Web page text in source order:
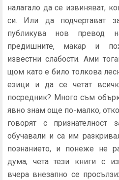
налагало да се извиняват,
си. Или да подчертават
публикува нов превод
предишните, макар и
известни слабости. Ами
щом като е било толкова
езици и да се четат
посредник? Много съм
явно знам още по-малко,
говорят с признателност
обучавали и са им
познанието, и понеже не
дума, чета тези книги с
вчера внезапно се